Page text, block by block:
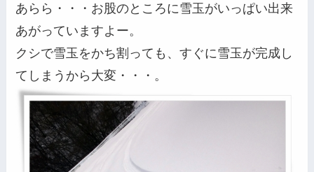
あらら・・・お股のところに雪玉がいっぱい出来
あがっていますよー。
クシで雪玉をかち割っても、すぐに雪玉が完成し
てしまうから大変・・・。